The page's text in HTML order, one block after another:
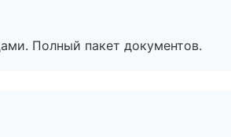
Полный пакет документов.